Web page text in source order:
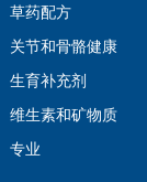
草药配方
关节和骨骼健康
生育补充剂
维生素和矿物质
专业